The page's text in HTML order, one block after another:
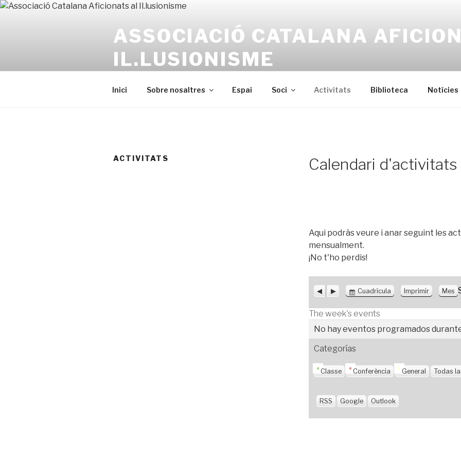
Ir
ASSOCIACIÓ CATALANA
IL.LUSIONISME
Inici Sobre nosaltres Espai Soci Activitats Biblioteca Notícies
ACTIVITATS Calendari d'activitats
Aqui podràs veure i anar seguint les
mensualment.
¡No t'ho perdis!
A
n
t
e
r
i
o
S
i
g
u
i
e
n
e
V
e
r
c
o
m
Cuadrícula ImprimirV
i
s
t
a
s
Mes
The week's events
No hay eventos programados
Categorías
Classe Conferència General Todas
RSS Google Outlook